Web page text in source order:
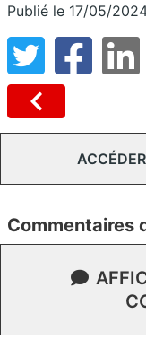
Publié le 17/05/
Commentaires